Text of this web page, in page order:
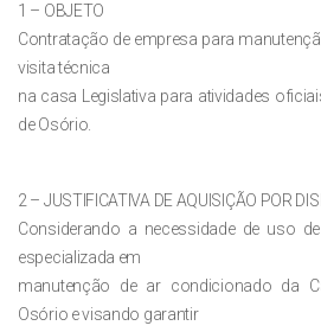
1 – OBJETO
Contratação de empresa para
visita técnica
na casa Legislativa para atividades
de Osório.
2 – JUSTIFICATIVA DE AQUISIÇÃO POR
Considerando a necessidade de uso
especializada em
manutenção de ar condicionado da
Osório e visando garantir